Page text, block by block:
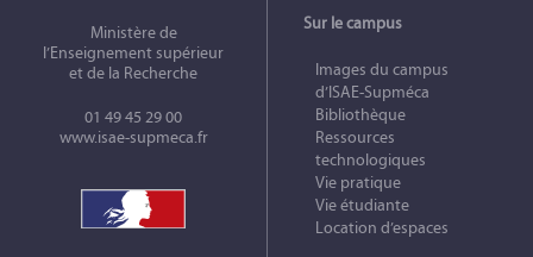
Ministère de
l’Enseignement supérieur
et de la Recherche
01 49 45 29 00
www.isae-supmeca.fr
Sur le campus
Images du campus
d’ISAE-Supméca
Bibliothèque
Ressources
technologiques
Vie pratique
Vie étudiante
Location d’espaces